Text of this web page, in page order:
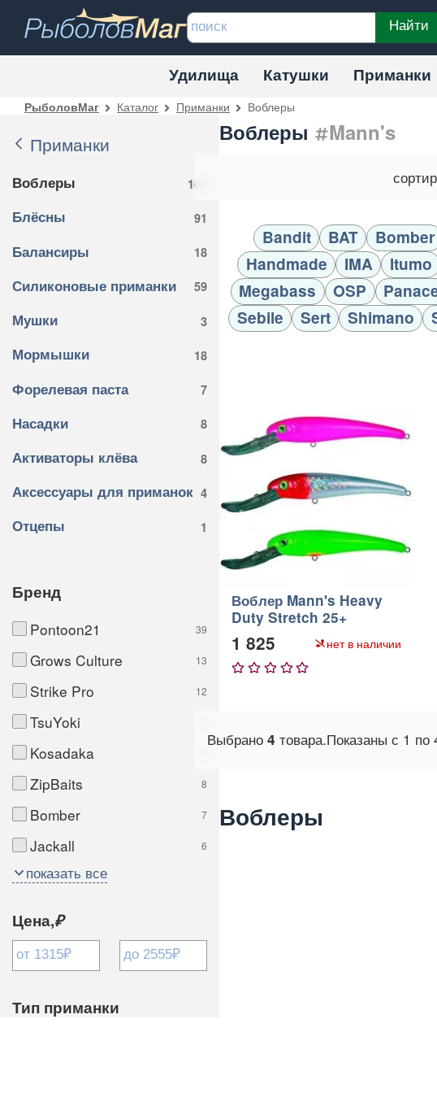
Найти
Удилища Катушки Приманки
РыболовМаг Каталог Приманки Воблеры
Воблеры Mann's
Bandit BAT Bomber
Handmade
IMA Itumo
Megabass
OSP
Sebile
Sert Shimano
Воблер Mann's Heavy
Duty Stretch 25+
1 825 нет в наличии
Выбрано 4 товара.Показаны с 1 по
Воблеры
Приманки
Воблеры 166
Блёсны 91
Балансиры 18
Силиконовые приманки 59
Мушки 3
Мормышки 18
Форелевая паста 7
Насадки 8
Активаторы клёва 8
Аксессуары для приманок 4
Отцепы 1
Бренд
Pontoon21 39
Grows Culture 13
Strike Pro 12
TsuYoki
Kosadaka
ZipBaits 8
Bomber 7
Jackall 6
показать все
Цена,₽
Тип приманки